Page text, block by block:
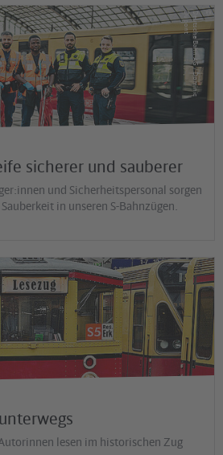
©
D
e
u
t
s
c
h
e
B
a
h
n
A
G
/
D
o
m
in
ic
D
u
p
o
n
t
sicherer und sauberer
und Sicherheitspersonal sorgen
in unseren S-Bahnzügen.
lesen im historischen Zug